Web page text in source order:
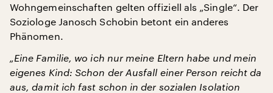
Wohngemeinschaften gelten offiziell als „Single“. Der
Soziologe Janosch Schobin betont ein anderes
Phänomen.
„Eine Familie, wo ich nur meine Eltern habe und mein
eigenes Kind: Schon der Ausfall einer Person reicht da
aus, damit ich fast schon in der sozialen Isolation